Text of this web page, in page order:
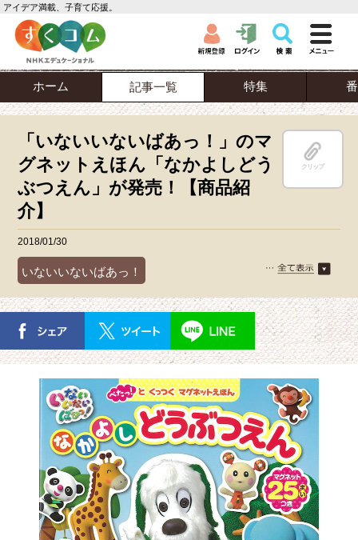
アイデア満載、子育て応援。
ホーム 記事一覧 特集
「いないいないばあっ！」のマ
グネットえほん「なかよしどう
ぶつえん」が発売！【商品紹
介】
クリップ
2018/01/30
いないいないばあっ！